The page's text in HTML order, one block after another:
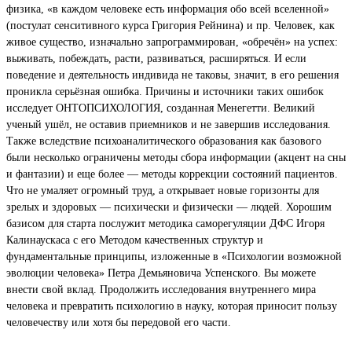
физика, «в каждом человеке есть информация обо всей вселенной»
(постулат сенситивного курса Григория Рейнина) и пр. Человек, как
живое существо, изначально запрограммирован, «обречён» на успех:
выживать, побеждать, расти, развиваться, расширяться. И если
поведение и деятельность индивида не таковы, значит, в его решения
проникла серьёзная ошибка. Причины и источники таких ошибок
исследует ОНТОПСИХОЛОГИЯ, созданная Менегетти. Великий
ученый ушёл, не оставив приемников и не завершив исследования.
Также вследствие психоаналитического образования как базового
были несколько ограничены методы сбора информации (акцент на сны
и фантазии) и еще более — методы коррекции состояний пациентов.
Что не умаляет огромный труд, а открывает новые горизонты для
зрелых и здоровых — психически и физически — людей. Хорошим
базисом для старта послужит методика саморегуляции ДФС Игоря
Калинаускаса с его Методом качественных структур и
фундаментальные принципы, изложенные в «Психологии возможной
эволюции человека» Петра Демьяновича Успенского. Вы можете
внести свой вклад. Продолжить исследования внутреннего мира
человека и превратить психологию в науку, которая приносит пользу
человечеству или хотя бы передовой его части.